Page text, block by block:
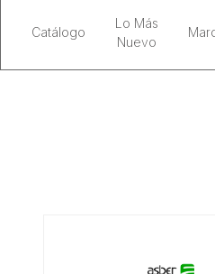
Catálogo
Lo Más
Nuevo